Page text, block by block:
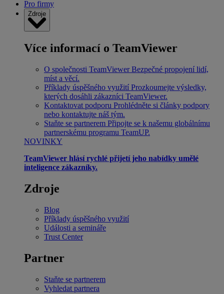
Pro firmy
Zdroje
Více informací o TeamViewer
O společnosti TeamViewer Bezpečné propojení lidí,
míst a věcí.
Příklady úspěšného využití Prozkoumejte výsledky,
kterých dosáhli zákazníci TeamViewer.
Kontaktovat podporu Prohlédněte si články podpory
nebo kontaktujte náš tým.
Staňte se partnerem Připojte se k našemu globálnímu
partnerskému programu TeamUP.
NOVINKY
TeamViewer hlásí rychlé přijetí jeho nabídky umělé
inteligence zákazníky.
Zdroje
Blog
Příklady úspěšného využití
Události a semináře
Trust Center
Partner
Staňte se partnerem
Vyhledat partnera